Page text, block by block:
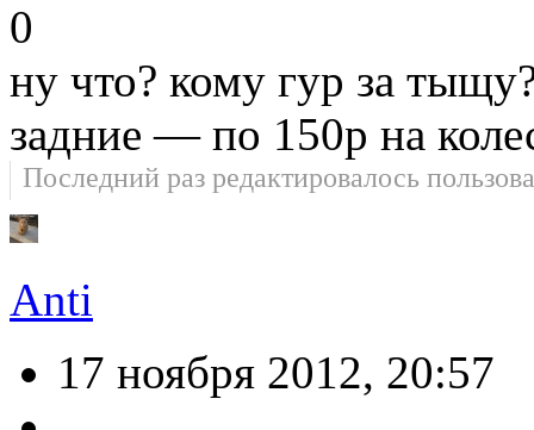
0
ну что? кому гур за
задние — по 150р на
Последний раз редактировалось
Anti
17 ноября 2012, 20:57